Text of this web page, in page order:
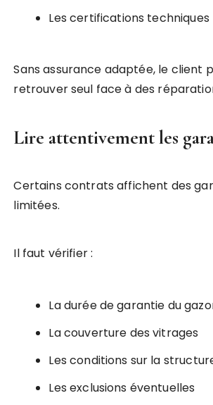
Les certifications techniques
Sans assurance adaptée, le client
retrouver seul face à des
Lire attentivement les
Certains contrats affichent des
limitées.
Il faut vérifier :
La durée de garantie du
La couverture des vitrages
Les conditions sur la
Les exclusions éventuelles